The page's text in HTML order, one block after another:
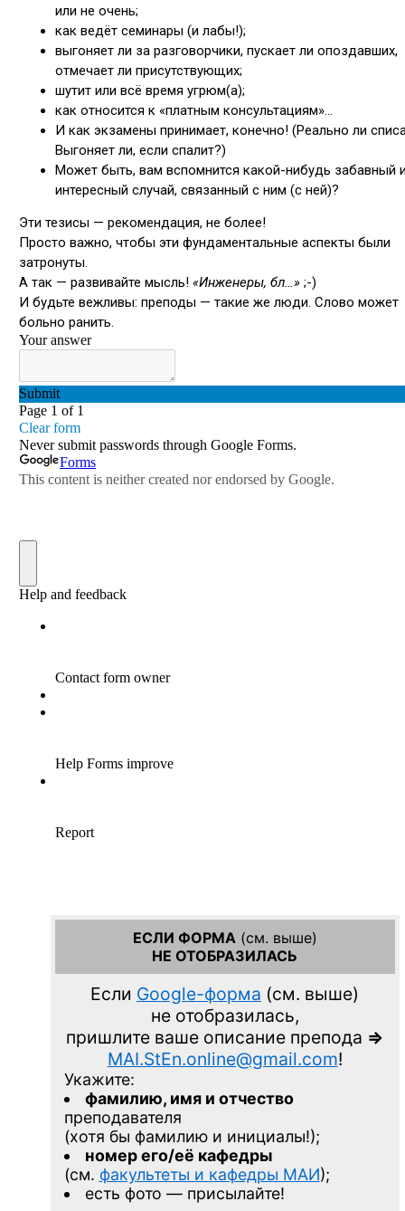
ЕСЛИ ФОРМА (см. выше)
НЕ ОТОБРАЗИЛАСЬ
Если Google-форма (см. выше)
не отобразилась,
пришлите ваше описание препода =>
MAI.StEn.online@gmail.com!
Укажите:
фамилию, имя и отчество
преподавателя
(хотя бы фамилию и инициалы!);
номер его/её кафедры
(см. факультеты и кафедры МАИ);
есть фото — присылайте!